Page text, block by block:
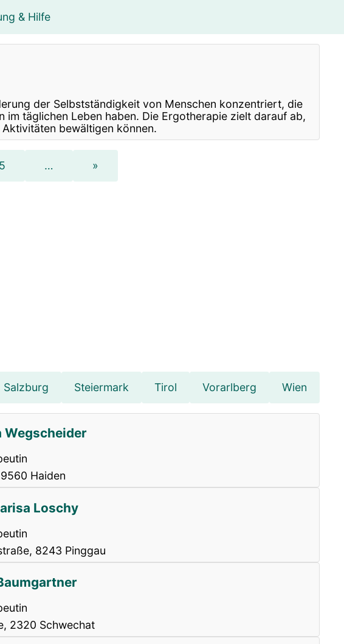
& Hilfe
der Selbstständigkeit von Menschen konzentriert, die
täglichen Leben haben. Die Ergotherapie zielt darauf ab,
bewältigen können.
5 … »
Salzburg Steiermark Tirol Vorarlberg Wien
Wegscheider
Haiden
Loschy
8243 Pinggau
2320 Schwechat